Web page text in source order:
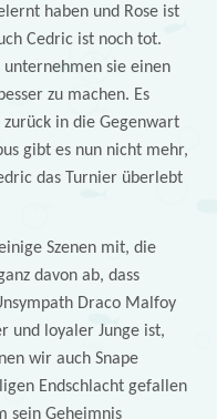
haben und Rose ist
Cedric ist noch tot.
sie einen
zu machen. Es
in die Gegenwart
gibt es nun nicht mehr,
das Turnier überlebt
Szenen mit, die
davon ab, dass
Draco Malfoy
und loyaler Junge ist,
wir auch Snape
Endschlacht gefallen
sein Geheimnis